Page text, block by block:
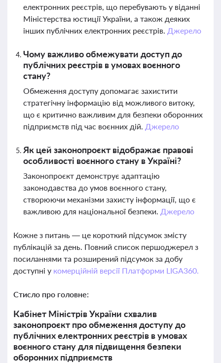
електронних реєстрів, що перебувають у віданні
Міністерства юстиції України, а також деяких
інших публічних електронних реєстрів. Джерело
Чому важливо обмежувати доступ до
публічних реєстрів в умовах воєнного
стану?
Обмеження доступу допомагає захистити
стратегічну інформацію від можливого витоку,
що є критично важливим для безпеки оборонних
підприємств під час воєнних дій. Джерело
Як цей законопроєкт відображає правові
особливості воєнного стану в Україні?
Законопроєкт демонструє адаптацію
законодавства до умов воєнного стану,
створюючи механізми захисту інформації, що є
важливою для національної безпеки. Джерело
Кожне з питань — це короткий підсумок змісту
публікацій за день. Повний список першоджерел з
посиланнями та розширений підсумок за добу
доступні у комерційній версії Платформи LIGA360.
Стисло про головне:
Кабінет Міністрів України схвалив
законопроєкт про обмеження доступу до
публічних електронних реєстрів в умовах
воєнного стану для підвищення безпеки
оборонних підприємств